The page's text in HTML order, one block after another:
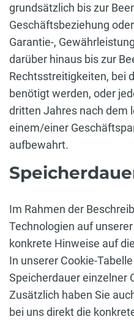
grundsätzlich bis zur
Geschäftsbeziehung
Garantie-,
darüber hinaus bis zur
Rechtsstreitigkeiten, bei
benötigt werden, oder
dritten Jahres nach dem
einem/einer
aufbewahrt.
Im Rahmen der
Technologien auf
konkrete Hinweise auf
In unserer Cookie-
Speicherdauer einzelner
Zusätzlich haben Sie
bei uns direkt die